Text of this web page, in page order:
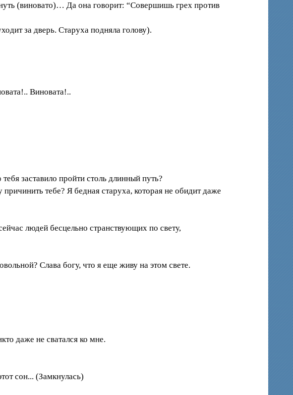
(виновато)… Да она говорит: “Совершишь грех против
за дверь. Старуха подняла голову).
Виновата!..
заставило пройти столь длинный путь?
тебе? Я бедная старуха, которая не обидит даже
людей бесцельно странствующих по свету,
Слава богу, что я еще живу на этом свете.
даже не сватался ко мне.
сон... (Замкнулась)